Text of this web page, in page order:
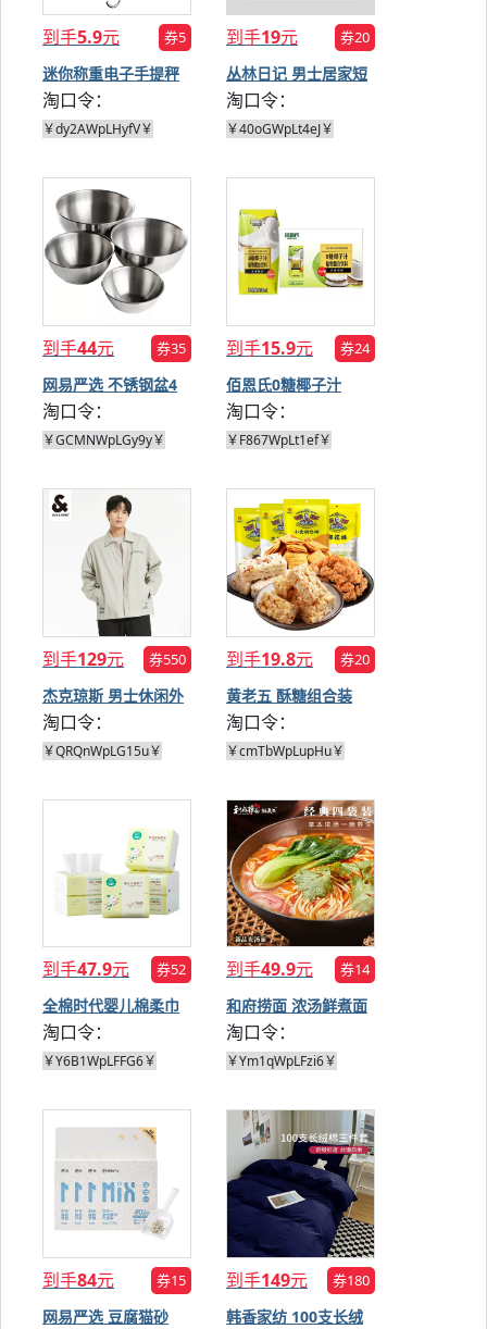
到手5.9元 券5
迷你称重电子手提秤
50kg
淘口令：
￥dy2AWpLHyfV￥
到手19元 券20
丛林日记 男士居家短
裤
淘口令：
￥40oGWpLt4eJ￥
到手44元 券35
网易严选 不锈钢盆4
件套
淘口令：
￥GCMNWpLGy9y￥
到手15.9元 券24
佰恩氏0糖椰子汁
200ml*9瓶
淘口令：
￥F867WpLt1ef￥
到手129元 券550
杰克琼斯 男士休闲外
套
淘口令：
￥QRQnWpLG15u￥
到手19.8元 券20
黄老五 酥糖组合装
614g
淘口令：
￥cmTbWpLupHu￥
到手47.9元 券52
全棉时代婴儿棉柔巾
80抽*6包
淘口令：
￥Y6B1WpLFFG6￥
到手49.9元 券14
和府捞面 浓汤鲜煮面
4袋
淘口令：
￥Ym1qWpLFzi6￥
到手84元 券15
网易严选 豆腐猫砂
到手149元 券180
韩香家纺 100支长绒